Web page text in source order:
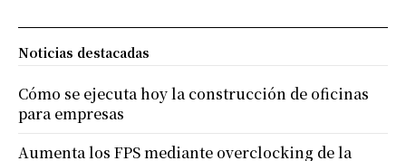
Noticias destacadas
Cómo se ejecuta hoy la construcción de oficinas
para empresas
Aumenta los FPS mediante overclocking de la